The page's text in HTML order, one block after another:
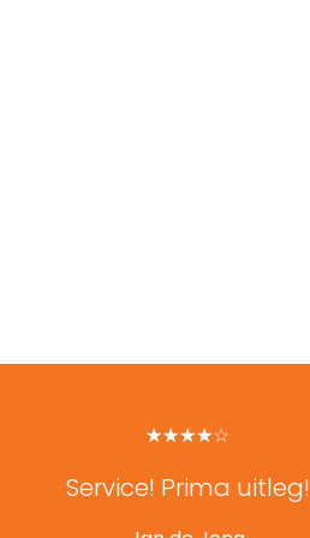
☆☆☆☆☆
★★★★★
Service! Prima uitleg!